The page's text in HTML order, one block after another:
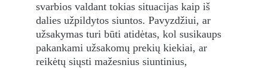
svarbios valdant tokias situacijas kaip iš
dalies užpildytos siuntos. Pavyzdžiui, ar
užsakymas turi būti atidėtas, kol susikaups
pakankami užsakomų prekių kiekiai, ar
reikėtų siųsti mažesnius siuntinius,